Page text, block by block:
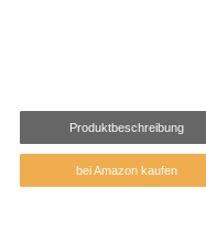
Produktbeschreibung
bei Amazon kaufen